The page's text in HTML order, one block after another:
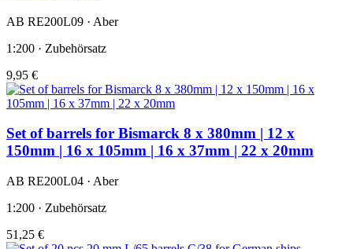
AB RE200L09 · Aber
1:200 · Zubehörsatz
9,95 €
Set of barrels for Bismarck 8 x 380mm | 12 x
150mm | 16 x 105mm | 16 x 37mm | 22 x 20mm
AB RE200L04 · Aber
1:200 · Zubehörsatz
51,25 €